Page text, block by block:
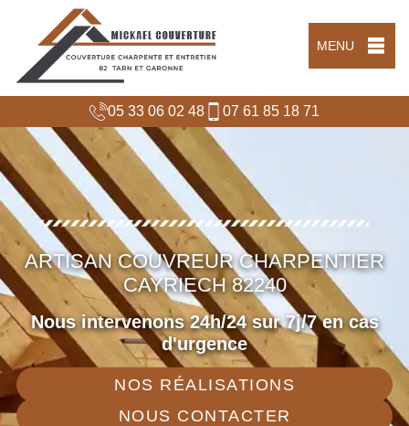
MENU
05 33 06 02 48 07 61 85 18 71
ARTISAN COUVREUR CHARPENTIER
CAYRIECH 82240
Nous intervenons 24h/24 sur 7j/7 en cas
d'urgence
NOS RÉALISATIONS
NOUS CONTACTER